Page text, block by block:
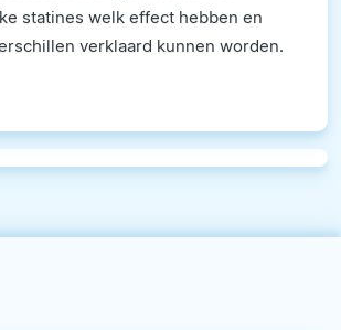
statines welk effect hebben en
verklaard kunnen worden.